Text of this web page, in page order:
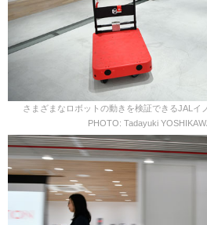
さまざまなロボットの動きを検証できるJALイ
PHOTO: Tadayuki